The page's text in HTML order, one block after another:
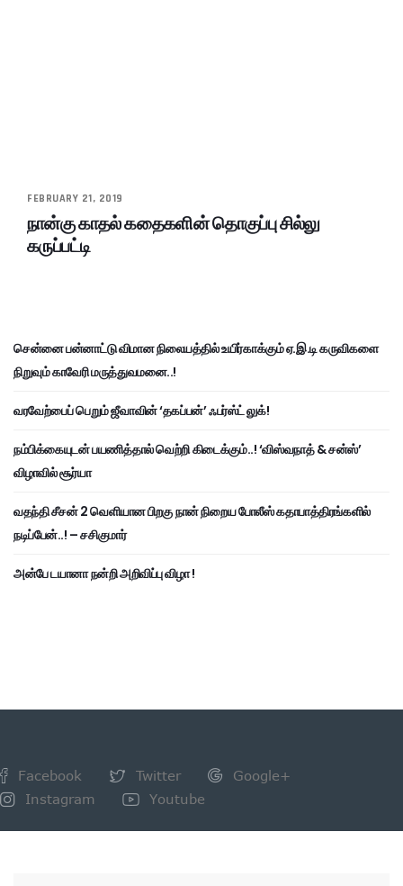
FEBRUARY 21, 2019
நான்கு காதல் கதைகளின் தொகுப்பு சில்லு
கருப்பட்டி
சென்னை பன்னாட்டு விமான நிலையத்தில் உயிர்காக்கும் ஏ.இ.டி கருவிகளை
நிறுவும் காவேரி மருத்துவமனை..!
வரவேற்பைப் பெறும் ஜீவாவின் ‘தகப்பன்’ ஃபர்ஸ்ட் லுக்!
நம்பிக்கையுடன் பயணித்தால் வெற்றி கிடைக்கும்..! ‘விஸ்வநாத் & சன்ஸ்’
விழாவில் சூர்யா
வதந்தி சீசன் 2 வெளியான பிறகு நான் நிறைய போலீஸ் கதாபாத்திரங்களில்
நடிப்பேன்..! – சசிகுமார்
அன்பே டயானா நன்றி அறிவிப்பு விழா !
Facebook Twitter
Google+
Instagram
Youtube